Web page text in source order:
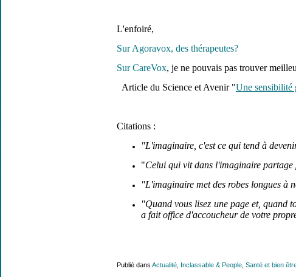
L'enfoiré,
Sur Agoravox, des thérapeutes?
Sur CareVox, je ne pouvais pas trouver
Article du Science et Avenir "Une sensibilité
Citations :
"L'imaginaire, c'est ce qui tend à
"Celui qui vit dans l'imaginaire
"L'imaginaire met des robes longues à
"Quand vous lisez une page et, quand
a fait office d'accoucheur de votre
Publié dans Actualité Inclassable & People Santé et bien